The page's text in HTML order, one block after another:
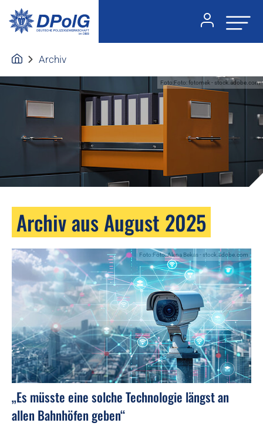
Archiv
Foto:Foto: fotomek - stock.adobe.com
Archiv aus August 2025
Foto:Foto: Alena Bekas - stock.adobe.com
„Es müsste eine solche Technologie längst an
allen Bahnhöfen geben“